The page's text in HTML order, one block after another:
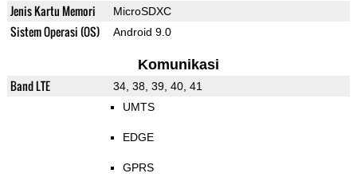
Jenis Kartu Memori MicroSDXC
Sistem Operasi (OS) Android 9.0
Komunikasi
Band LTE 34, 38, 39, 40, 41
UMTS
EDGE
GPRS